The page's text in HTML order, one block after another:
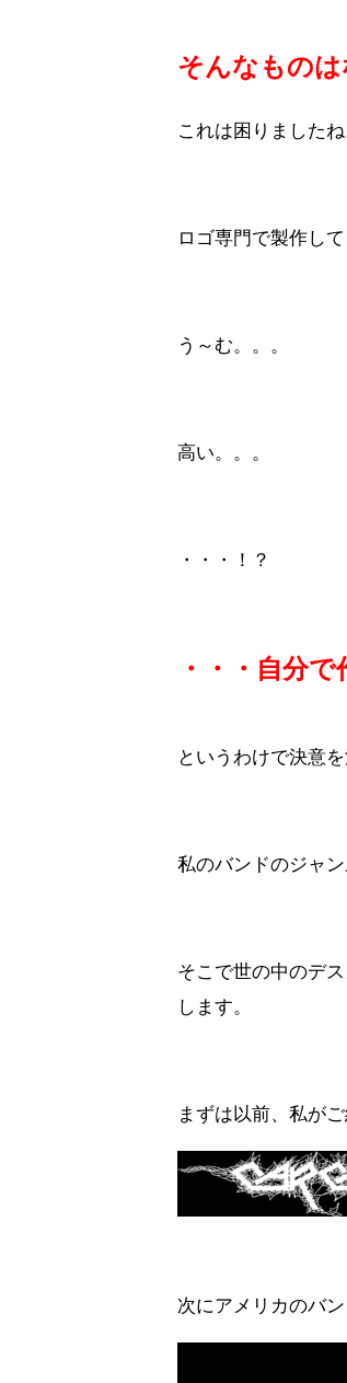
そんなものは
これは困りましたね
ロゴ専門で製作し
う～む。。。
高い。。。
・・・！？
・・・自分
というわけで決意
私のバンドのジャ
そこで世の中のデ
します。
まずは以前、私が
次にアメリカのバ